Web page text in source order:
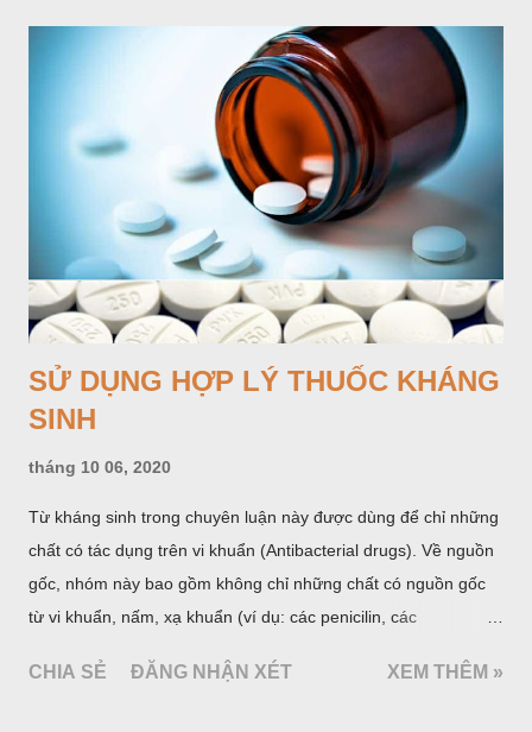
SỬ DỤNG HỢP LÝ THUỐC KHÁNG
SINH
tháng 10 06, 2020
Từ kháng sinh trong chuyên luận này được dùng để chỉ những
chất có tác dụng trên vi khuẩn (Antibacterial drugs). Về nguồn
gốc, nhóm này bao gồm không chỉ những chất có nguồn gốc
từ vi khuẩn, nấm, xạ khuẩn (ví dụ: các penicilin, các
mà cả những chất có nguồn gốc hoàn toàn do tổng hợp hóa
CHIA SẺ ĐĂNG NHẬN XÉT XEM THÊM »